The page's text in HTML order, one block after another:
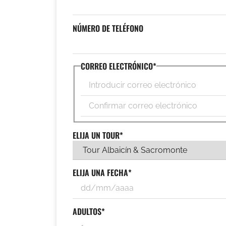
NÚMERO DE TELÉFONO
CORREO ELECTRÓNICO*
Introduce
un
email
Confirmar
email
ELIJA UN TOUR*
ELIJA UNA FECHA*
ADULTOS*